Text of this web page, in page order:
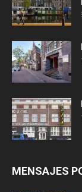
MENSAJES